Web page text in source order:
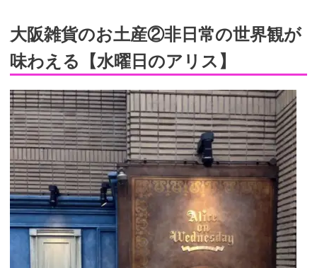
大阪雑貨のお土産②非日常の世界観が
味わえる【水曜日のアリス】